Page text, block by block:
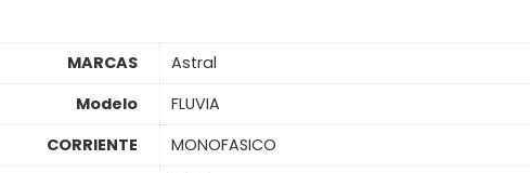
MARCAS
Astral
Modelo
FLUVIA
CORRIENTE
MONOFASICO